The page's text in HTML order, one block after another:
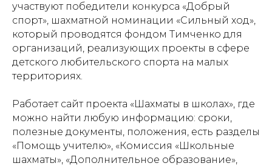
участвуют победители конкурса «Добрый
спорт», шахматной номинации «Сильный ход»,
который проводятся фондом Тимченко для
организаций, реализующих проекты в сфере
детского любительского спорта на малых
территориях.
Работает сайт проекта «Шахматы в школах», где
можно найти любую информацию: сроки,
полезные документы, положения, есть разделы
«Помощь учителю», «Комиссия «Школьные
шахматы», «Дополнительное образование»,